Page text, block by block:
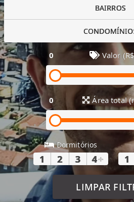
BAIRROS
0 Valor
0 Área total
Dormitórios
1 2 3 4+ 1
LIMPAR